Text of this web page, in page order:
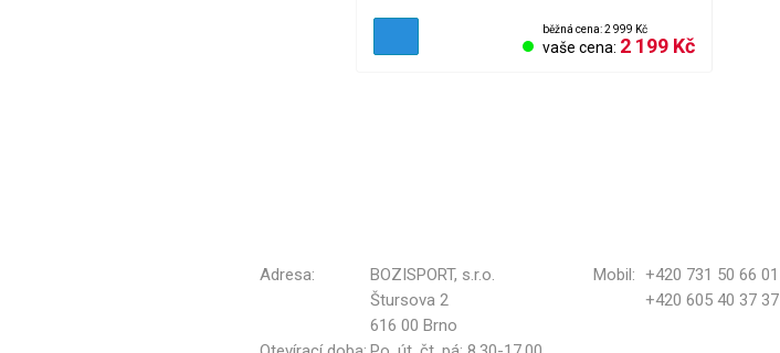
běžná cena: 2 999 Kč
vaše cena: 2 199 Kč
Adresa: BOZISPORT, s.r.o. Mobil: +420 731 50 66 01
Štursova 2
+420 605 40 37 37
616 00 Brno